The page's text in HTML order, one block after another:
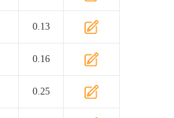
0.13
0.16
0.25